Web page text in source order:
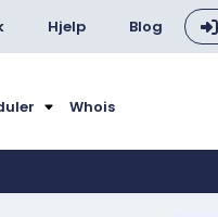
Hjelp Blog
Whois